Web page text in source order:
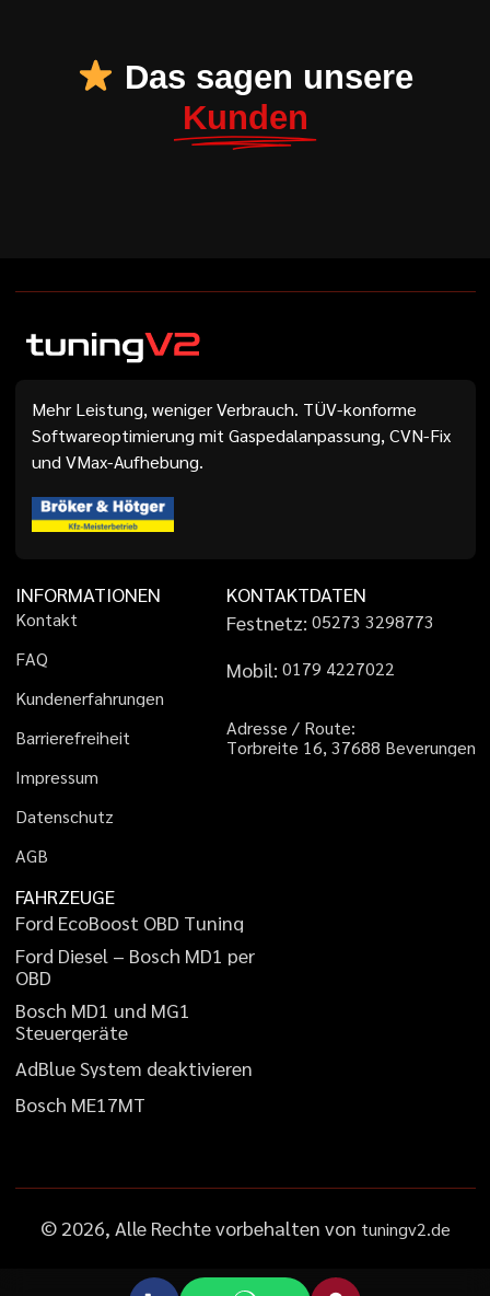
Das sagen unsere
Kunden
Mehr Leistung, weniger Verbrauch. TÜV-konforme
Softwareoptimierung mit Gaspedalanpassung, CVN-Fix
und VMax-Aufhebung.
INFORMATIONEN
Kontakt
FAQ
Kundenerfahrungen
Barrierefreiheit
Impressum
Datenschutz
AGB
KONTAKTDATEN
Festnetz: 05273 3298773
Mobil: 01 79 4227022
Adresse / Route:
Torbreite 16, 37688 Beverungen
FAHRZEUGE
Ford EcoBoost OBD Tuning
Ford Diesel – Bosch MD1 per
OBD
Bosch MD1 und MG1
Steuergeräte
AdBlueSystem deaktivieren
Bosch ME17MT
© 2026, Alle Rechte vorbehalten von tuningv2.de